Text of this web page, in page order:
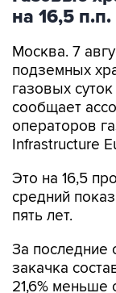
Москва. 7
газовых
сообщает
операторов
Infrastructure
Это на 16,5
пять лет.
За последние
закачка
21,6% меньше